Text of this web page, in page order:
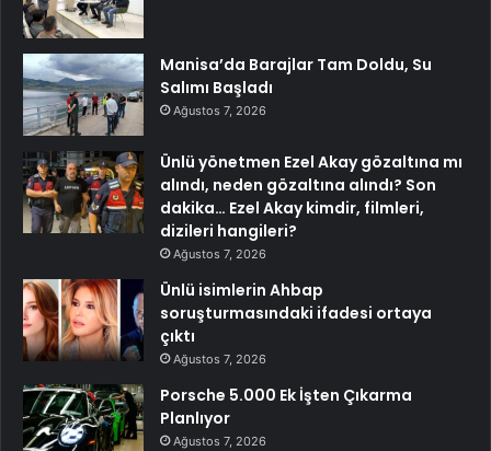
Manisa’da Barajlar Tam Doldu, Su
Salımı Başladı
Ağustos 7, 2026
Ünlü yönetmen Ezel Akay gözaltına mı
alındı, neden gözaltına alındı? Son
dakika… Ezel Akay kimdir, filmleri,
dizileri hangileri?
Ağustos 7, 2026
Ünlü isimlerin Ahbap
soruşturmasındaki ifadesi ortaya
çıktı
Ağustos 7, 2026
Porsche 5.000 Ek İşten Çıkarma
Planlıyor
Ağustos 7, 2026